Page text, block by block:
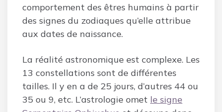
comportement des êtres humains à partir
des signes du zodiaques qu’elle attribue
aux dates de naissance.
La réalité astronomique est complexe. Les
13 constellations sont de différentes
tailles. Il y en a de 25 jours, d’autres 44 ou
35 ou 9, etc. L’astrologie omet le signe